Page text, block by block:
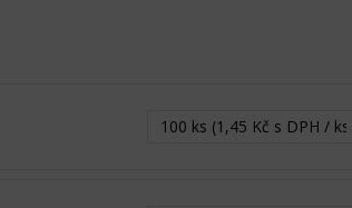
100 ks (1,45 Kč s DPH / ks)